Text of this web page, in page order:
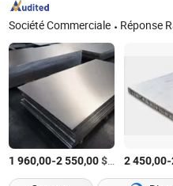
Société Commerciale Réponse
1 960,00-2 550,00$US /Tonne
2 450,00-